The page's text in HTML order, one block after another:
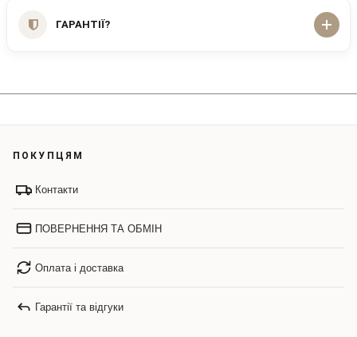
ГАРАНТІЇ?
ПОКУПЦЯМ
Контакти
ПОВЕРНЕННЯ ТА ОБМІН
Оплата і доставка
Гарантії та відгуки